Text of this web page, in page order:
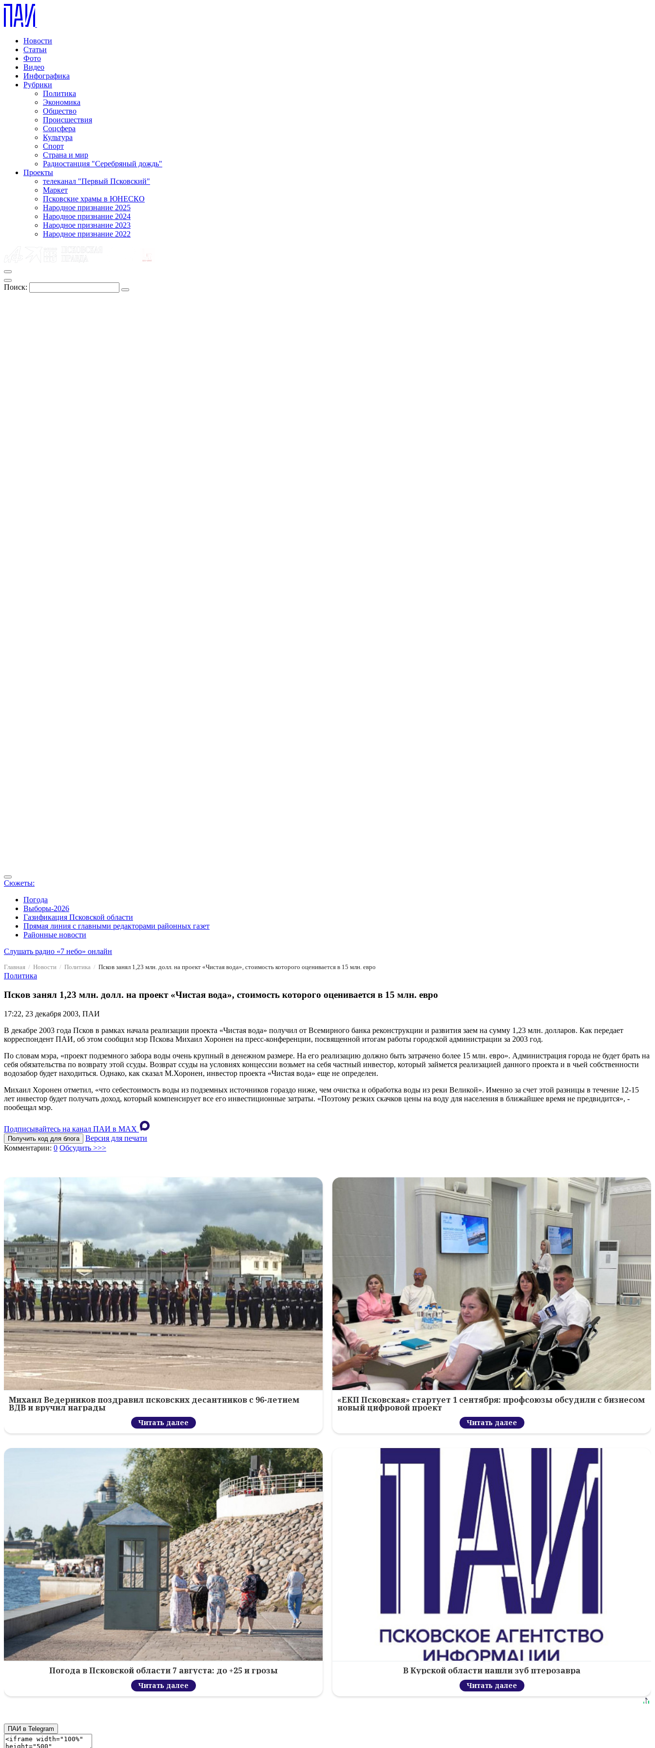
Новости
Статьи
Фото
Видео
Инфографика
Рубрики
Политика
Экономика
Общество
Происшествия
Соцсфера
Культура
Спорт
Страна и мир
Радиостанция "Серебряный дождь"
Проекты
телеканал "Первый Псковский"
Маркет
Псковские храмы в ЮНЕСКО
Народное признание 2025
Народное признание 2024
Народное признание 2023
Народное признание 2022
Поиск:
Сюжеты:
Погода
Выборы-2026
Газификация Псковской области
Прямая линия с главными редакторами районных газет
Районные новости
Слушать радио «7 небо» онлайн
Главная Новости Политика Псков занял 1,23 млн. долл. на проект «Чистая вода», стоимость которого оценивается в 15 млн. евро
Политика
Псков занял 1,23 млн. долл. на проект «Чистая вода», стоимость которого оценивается в 15 млн. евро
17:22, 23 декабря 2003, ПАИ
В декабре 2003 года Псков в рамках начала реализации проекта «Чистая вода» получил от Всемирного банка реконструкции и развития заем на сумму 1,23 млн. долларов. Как передает
корреспондент ПАИ, об этом сообщил мэр Пскова Михаил Хоронен на пресс-конференции, посвященной итогам работы городской администрации за 2003 год.
По словам мэра, «проект подземного забора воды очень крупный в денежном размере. На его реализацию должно быть затрачено более 15 млн. евро». Администрация города не будет брать на
себя обязательства по возврату этой ссуды. Возврат ссуды на условиях концессии возьмет на себя частный инвестор, который займется реализацией данного проекта и в чьей собственности
водозабор будет находиться. Однако, как сказал М.Хоронен, инвестор проекта «Чистая вода» еще не определен.
Михаил Хоронен отметил, «что себестоимость воды из подземных источников гораздо ниже, чем очистка и обработка воды из реки Великой». Именно за счет этой разницы в течение 12-15
лет инвестор будет получать доход, который компенсирует все его инвестиционные затраты. «Поэтому резких скачков цены на воду для населения в ближайшее время не предвидится», -
пообещал мэр.
Подписывайтесь на канал ПАИ в MAХ
Получить код для блога
Версия для печати
Комментарии: 0 Обсудить >>>
Михаил Ведерников поздравил псковских десантников с 96-летием
ВДВ и вручил награды
Читать далее
«ЕКП Псковская» стартует 1 сентября: профсоюзы обсудили с бизнесом
новый цифровой проект
Читать далее
Погода в Псковской области 7 августа: до +25 и грозы
Читать далее
В Курской области нашли зуб птерозавра
Читать далее
ПАИ в Telegram